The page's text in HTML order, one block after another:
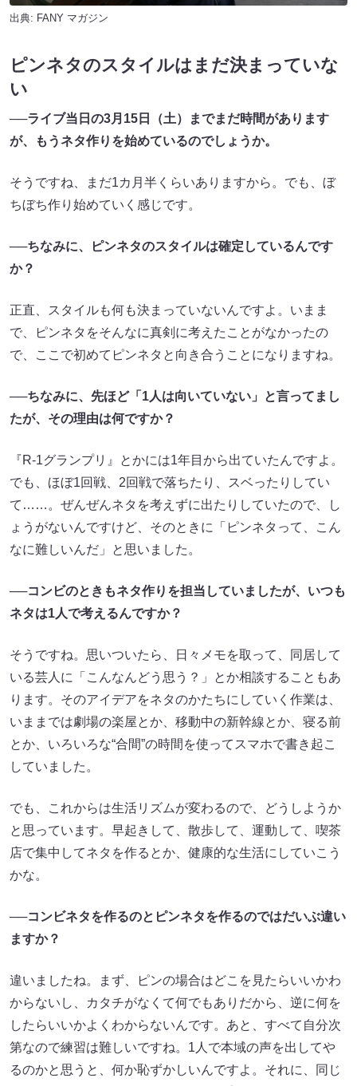
出典: FANY マガジン
ピンネタのスタイルはまだ決まっていな
い
──ライブ当日の3月15日（土）までまだ時間があります
が、もうネタ作りを始めているのでしょうか。
そうですね、まだ1カ月半くらいありますから。でも、ぼ
ちぼち作り始めていく感じです。
──ちなみに、ピンネタのスタイルは確定しているんです
か？
正直、スタイルも何も決まっていないんですよ。いまま
で、ピンネタをそんなに真剣に考えたことがなかったの
で、ここで初めてピンネタと向き合うことになりますね。
──ちなみに、先ほど「1人は向いていない」と言ってまし
たが、その理由は何ですか？
『R-1グランプリ』とかには1年目から出ていたんですよ。
でも、ほぼ1回戦、2回戦で落ちたり、スベったりしてい
て……。ぜんぜんネタを考えずに出たりしていたので、し
ょうがないんですけど、そのときに「ピンネタって、こん
なに難しいんだ」と思いました。
──コンビのときもネタ作りを担当していましたが、いつも
ネタは1人で考えるんですか？
そうですね。思いついたら、日々メモを取って、同居して
いる芸人に「こんなんどう思う？」とか相談することもあ
ります。そのアイデアをネタのかたちにしていく作業は、
いままでは劇場の楽屋とか、移動中の新幹線とか、寝る前
とか、いろいろな“合間”の時間を使ってスマホで書き起こ
していました。
でも、これからは生活リズムが変わるので、どうしようか
と思っています。早起きして、散歩して、運動して、喫茶
店で集中してネタを作るとか、健康的な生活にしていこう
かな。
──コンビネタを作るのとピンネタを作るのではだいぶ違い
ますか？
違いましたね。まず、ピンの場合はどこを見たらいいかわ
からないし、カタチがなくて何でもありだから、逆に何を
したらいいかよくわからないんです。あと、すべて自分次
第なので練習は難しいですね。1人で本域の声を出してや
るのかと思うと、何か恥ずかしいんですよ。それに、同じ